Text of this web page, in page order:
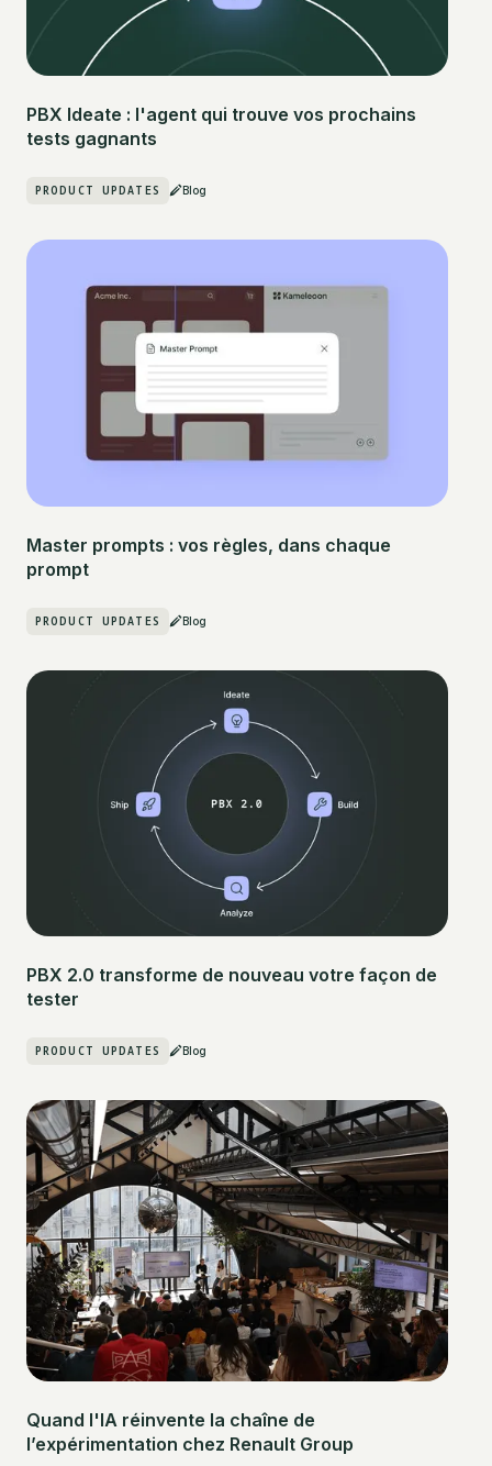
PBX Ideate : l'agent qui trouve vos prochains
tests gagnants
PRODUCT UPDATES Blog
Master prompts : vos règles, dans chaque
prompt
PRODUCT UPDATES Blog
PBX 2.0 transforme de nouveau votre façon de
tester
PRODUCT UPDATES Blog
Quand l'IA réinvente la chaîne de
l’expérimentation chez Renault Group